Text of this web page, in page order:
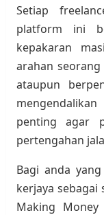
Setiap
platform ini
kepakaran
arahan
ataupun
penting agar
pertengahan
Bagi anda
kerjaya sebagai
Making Money